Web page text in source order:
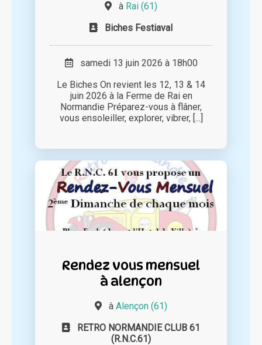
à Rai (61)
Biches Festiaval
samedi 13 juin 2026 à 18h00
Le Biches On revient les 12, 13 & 14
juin 2026 à la Ferme de Rai en
Normandie Préparez-vous à flâner,
vous ensoleiller, explorer, vibrer, [...]
Rendez vous mensuel
à alençon
à Alençon (61)
RETRO NORMANDIE CLUB 61
(R.N.C.61)